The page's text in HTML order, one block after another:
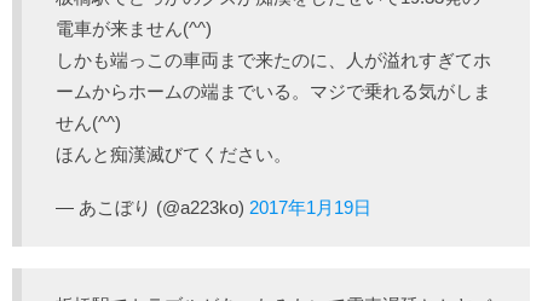
電車が来ません(^^)
しかも端っこの車両まで来たのに、人が溢れすぎてホ
ームからホームの端までいる。マジで乗れる気がしま
せん(^^)
ほんと痴漢滅びてください。
— あこぼり (@a223ko) 2017年1月19日